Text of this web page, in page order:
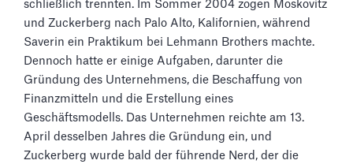
schließlich trennten. Im Sommer 2004 zogen Moskovitz
und Zuckerberg nach Palo Alto, Kalifornien, während
Saverin ein Praktikum bei Lehmann Brothers machte.
Dennoch hatte er einige Aufgaben, darunter die
Gründung des Unternehmens, die Beschaffung von
Finanzmitteln und die Erstellung eines
Geschäftsmodells. Das Unternehmen reichte am 13.
April desselben Jahres die Gründung ein, und
Zuckerberg wurde bald der führende Nerd, der die